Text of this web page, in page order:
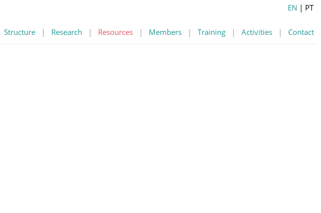
Structure | Research | Resources | Members | Training | Activities | Contact
EN | PT